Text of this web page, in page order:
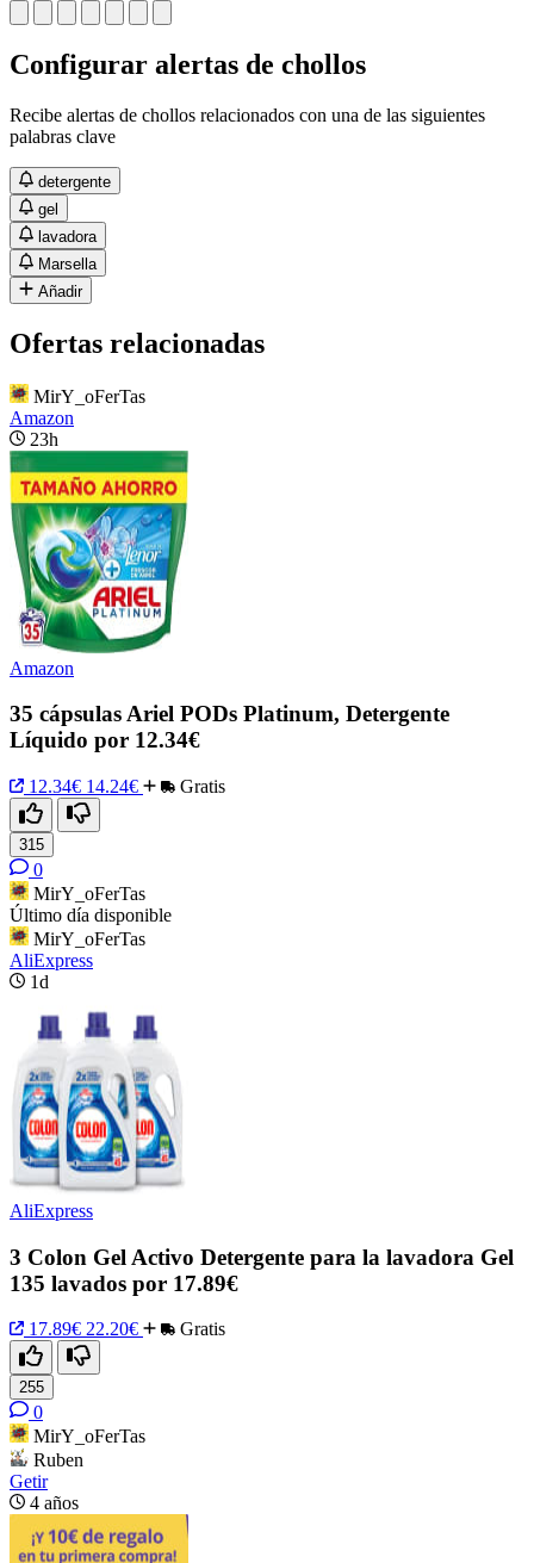
Configurar alertas de chollos
Recibe alertas de chollos relacionados con una de las siguientes
palabras clave
detergente
gel
lavadora
Marsella
Añadir
Ofertas relacionadas
MirY_oFerTas
Amazon
23h
Amazon
35 cápsulas Ariel PODs Platinum, Detergente
Líquido por 12.34€
12.34€ 14.24€ Gratis
315
0
MirY_oFerTas
Último día disponible
MirY_oFerTas
AliExpress
1d
AliExpress
3 Colon Gel Activo Detergente para la lavadora Gel
135 lavados por 17.89€
17.89€ 22.20€ Gratis
255
0
MirY_oFerTas
Ruben
Getir
4 años